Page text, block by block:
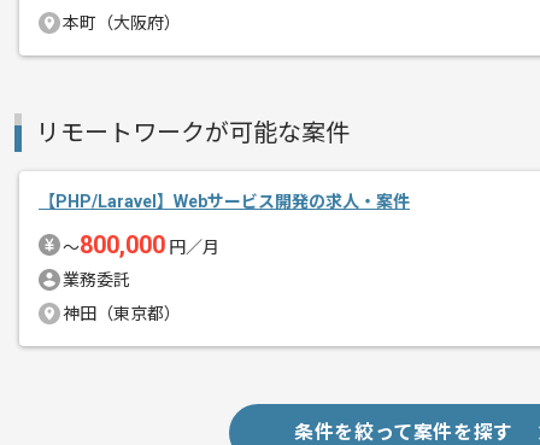
本町（大阪府）
リモートワークが可能な案件
【PHP/Laravel】Webサービス開発の求人・案件
〜800,000 円／月
業務委託
神田（東京都）
条件を絞って案件を探す